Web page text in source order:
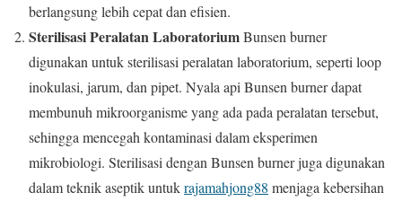
berlangsung lebih cepat dan efisien.
Sterilisasi Peralatan LaboratoriumBunsen burner
digunakan untuk sterilisasi peralatan laboratorium, seperti loop
inokulasi, jarum, dan pipet. Nyala api Bunsen burner dapat
membunuh mikroorganisme yang ada pada peralatan tersebut,
sehingga mencegah kontaminasi dalam eksperimen
mikrobiologi. Sterilisasi dengan Bunsen burner juga digunakan
dalam teknik aseptik untukrajamahjong88 menjaga kebersihan